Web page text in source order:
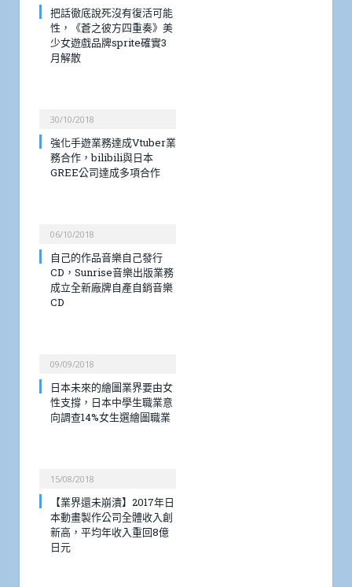
把話徹底說死沒有復活可能
性，《蒼之彼方四重奏》美
少女遊戲品牌sprite確實3
月解散
30/10/2018
強化手遊業務達成Vtuber業
務合作，bilibili與日本
GREE公司達成多項合作
06/10/2018
自己的作品音樂自己發行
CD，Sunrise音樂出版業務
成立全新廠牌自產自銷音樂
CD
09/09/2018
日本未來的繪圖業界要由女
性支撐，日本中學生職業意
向調查14%女生選繪圖職業
15/08/2018
【業界還未崩潰】2017年日
本動畫製作公司全體收入創
新高，平均年收入重回8億
日元